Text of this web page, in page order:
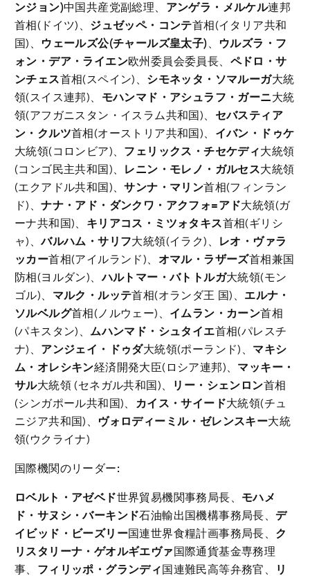
ンジョン)中国共産党副総理、 アンゲラ・メルケル連邦
首相(ドイツ)、 ジュゼッペ・コンテ首相(イタリア共和
国)、 ウェールズ公(チャールズ皇太子)、
ウルズラ・フ
ォン・デア・ライエン欧州委員会委員長、 ペドロ・サ
ンチェス首相(スペイン)、 シモネッタ・ソマルーガ大統
領(スイス連邦)、 モハンマド・アシュラフ・ガーニ大統
領(アフガニスタン・イスラム共和国)、 セバスティア
ン・クルツ首相(オーストリア共和国)、 イバン・ドゥケ
大統領(コロンビア)、 フェリックス・チセケディ大統領
(コンゴ民主共和国)、 レニン・モレノ・ガルセス大統領
(エクアドル共和国)、サンナ・マリン首相(フィンラン
ド)、ナナ・アド・ダンクワ・アクフォ=アド大統領(ガ
ーナ共和国)、 キリアコス・ミツォタキス首相(ギリシ
ャ)、バルハム・サリフ大統領(イラク)、
レオ・ヴァラ
ッカー首相(アイルランド)、 オマル・ラザーズ首相兼国
防相(ヨルダン)、ハルトマー・バトトルガ大統領(モン
ゴル)、 マルク・ルッテ首相(オランダ王 国)、 エルナ・
ソルベルグ首相(ノルウェー)、 イムラン・カーン首相
(パキスタン)、 ムハンマド・シュタイエ首相(パレスチ
ナ)、 アンジェイ・ドゥダ大統領(ポーランド)、 マキシ
ム・オレシキン経済開発大臣(ロシア連邦)、 マッキー・
サル大統領 (セネガル共和国)、 リー・シェンロン首相
(シンガポール共和国)、 カイス・サイード大統領(チュ
ニジア共和国)、 ヴォロディーミル・ゼレンスキー大統
領(ウクライナ)
国際機関のリーダー:
ロベルト・アゼベド世界貿易機関事務局長、 モハメ
ド・サヌシ・バーキンド石油輸出国機構事務局長、 デ
イビッド・ビーズリー国連世界食糧計画事務局長、 ク
リスタリーナ・ゲオルギエヴァ国際通貨基金専務理
事、 フィリッポ・グランディ国連難民高等弁務官、 リ